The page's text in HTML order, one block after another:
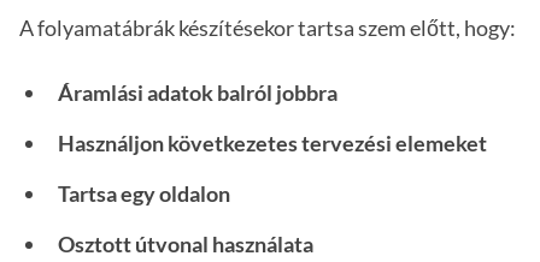
A folyamatábrák készítésekor tartsa szem előtt, hogy:
Áramlási adatok balról jobbra
Használjon következetes tervezési elemeket
Tartsa egy oldalon
Osztott útvonal használata